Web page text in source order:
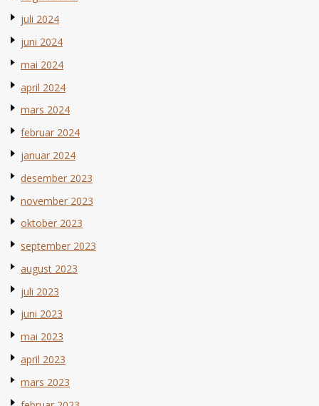
juli 2024
juni 2024
mai 2024
april 2024
mars 2024
februar 2024
januar 2024
desember 2023
november 2023
oktober 2023
september 2023
august 2023
juli 2023
juni 2023
mai 2023
april 2023
mars 2023